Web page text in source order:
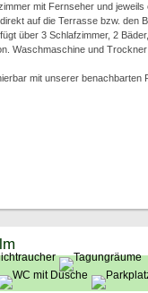
mit Fernseher und jeweils
auf die Terrasse bzw. den
über 3 Schlafzimmer, 2
Waschmaschine und
mit unserer